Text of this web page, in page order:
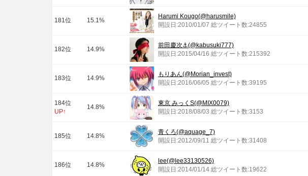
181位 15.1%
Harumi Kougo(@harusmile)
開設日:2010/01/07 総ツイート数:24855
182位 14.9%
前田慶次⚓(@kabusuki777)
開設日:2015/04/16 総ツイート数:215392
183位 14.9%
もりあん(@Morian_invest)
開設日:2016/06/05 総ツイート数:39195
184位
UP↑
14.8%
東京 みっくS(@MIX0079)
開設日:2018/08/03 総ツイート数:3153
185位 14.8%
青くろ(@aquage_7)
開設日:2012/09/11 総ツイート数:31408
186位 14.8%
lee(@lee33130526)
開設日:2014/01/14 総ツイート数:19622